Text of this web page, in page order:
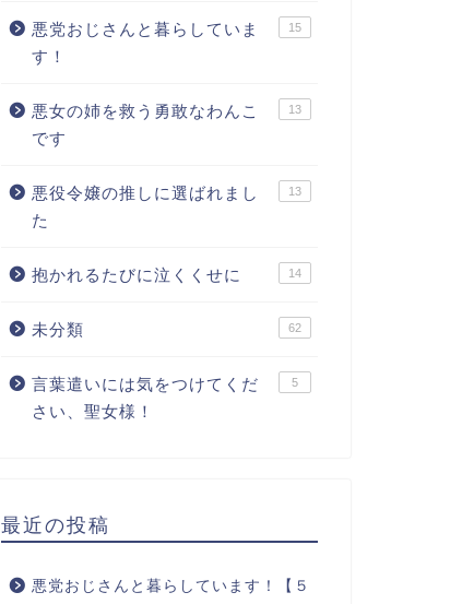
悪党おじさんと暮らしていま
す！
15
悪女の姉を救う勇敢なわんこ
です
13
悪役令嬢の推しに選ばれまし
た
13
抱かれるたびに泣くくせに 14
未分類 62
言葉遣いには気をつけてくだ
さい、聖女様！
5
最近の投稿
悪党おじさんと暮らしています！【５